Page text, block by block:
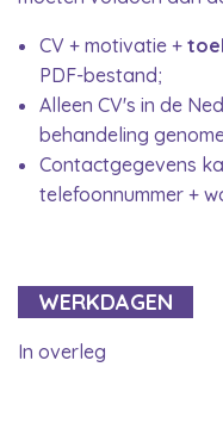
CV + motivatie +
PDF-bestand;
Alleen CV's in de
behandeling
Contactgegevens
telefoonnummer +
WERKDAGEN
In overleg